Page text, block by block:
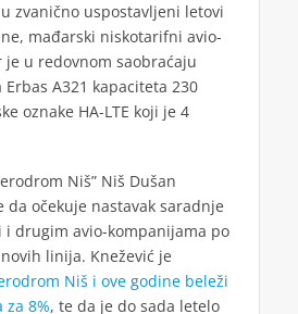
zvanično uspostavljeni letovi
mađarski niskotarifni avio-
je u redovnom saobraćaju
A321 kapaciteta 230
oznake HA-LTE koji je 4
Niš” Niš Dušan
da očekuje nastavak saradnje
i drugim avio-kompanijama po
linija. Knežević je
Niš i ove godine beleži
8%, te da je do sada letelo